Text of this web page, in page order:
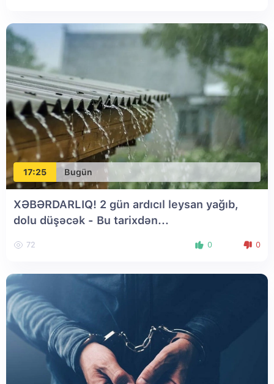
17:25 Bugün
XƏBƏRDARLIQ! 2 gün ardıcıl leysan yağıb,
dolu düşəcək - Bu tarixdən...
72 0 0